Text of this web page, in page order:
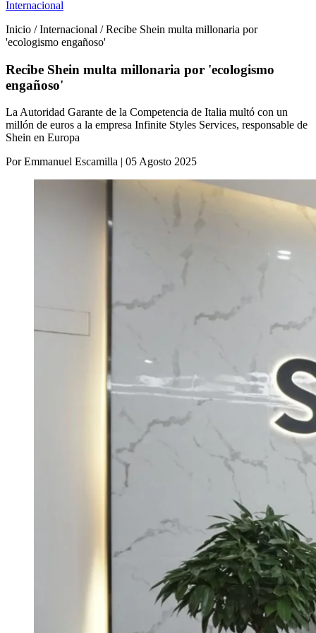
Internacional
Inicio / Internacional / Recibe Shein multa millonaria por
'ecologismo engañoso'
Recibe Shein multa millonaria por 'ecologismo
engañoso'
La Autoridad Garante de la Competencia de Italia multó con un
millón de euros a la empresa Infinite Styles Services, responsable de
Shein en Europa
Por Emmanuel Escamilla | 05 Agosto 2025